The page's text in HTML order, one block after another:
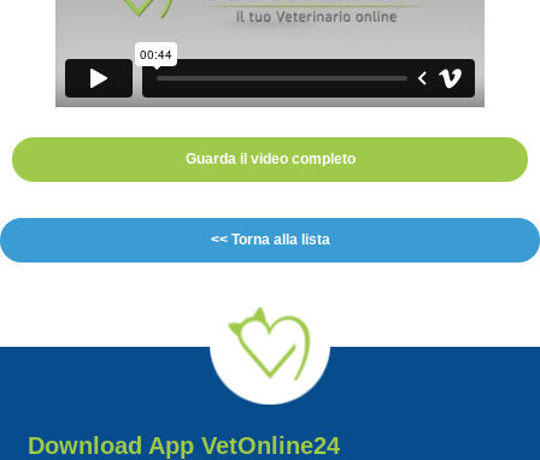
Guarda il video completo
<< Torna alla lista
Download App VetOnline24